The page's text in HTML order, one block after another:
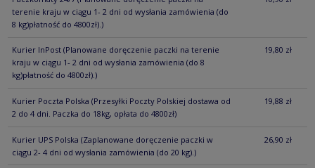
terenie kraju w ciągu 1- 2 dni od wysłania zamówienia (do
8 kg)płatność do 4800zł).)
Kurier InPost (Planowane doręczenie paczki na terenie
kraju w ciągu 1- 2 dni od wysłania zamówienia (do 8
kg)płatność do 4800zł).)
19,80 zł
Kurier Poczta Polska (Przesyłki Poczty Polskiej dostawa od
2 do 4 dni. Paczka do 18kg, opłata do 4800zł)
19,88 zł
Kurier UPS Polska (Zaplanowane doręczenie paczki w
ciągu 2- 4 dni od wysłania zamówienia (do 20 kg).)
26,90 zł